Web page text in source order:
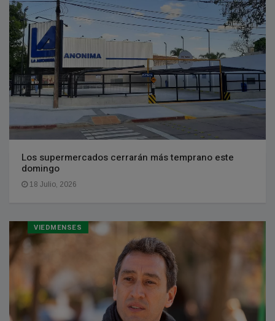
Los supermercados cerrarán más temprano este
domingo
18 Julio, 2026
VIEDMENSES